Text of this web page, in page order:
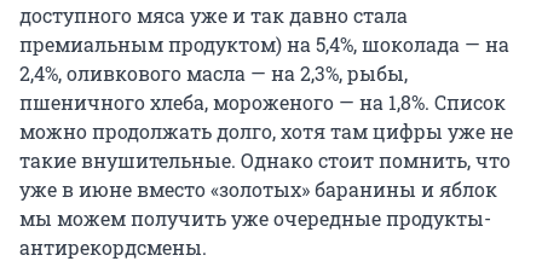
доступного мяса уже и так давно стала
премиальным продуктом) на 5,4%, шоколада — на
2,4%, оливкового масла — на 2,3%, рыбы,
пшеничного хлеба, мороженого — на 1,8%. Список
можно продолжать долго, хотя там цифры уже не
такие внушительные. Однако стоит помнить, что
уже в июне вместо «золотых» баранины и яблок
мы можем получить уже очередные продукты-
антирекордсмены.